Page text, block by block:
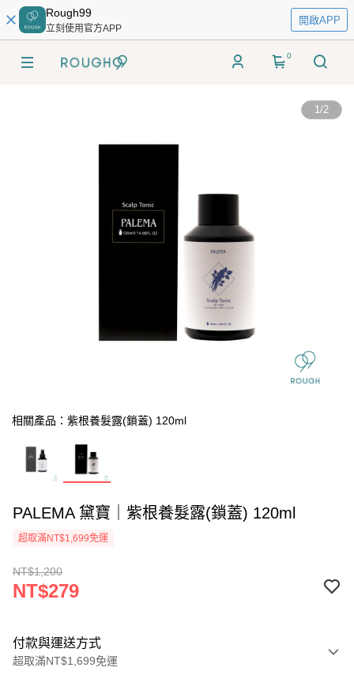
Rough99
立刻使用官方APP
開啟APP
0
1/2
相關產品：紫根養髮露(鎖蓋) 120ml
PALEMA 黛寶｜紫根養髮露(鎖蓋) 120ml
超取滿NT$1,699免運
NT$1,200
NT$279
付款與運送方式
超取滿NT$1,699免運